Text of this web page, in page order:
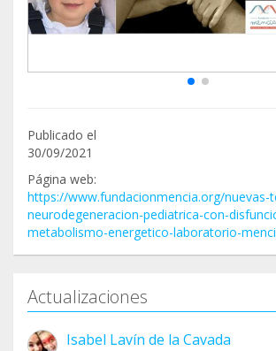
Publicado el
30/09/2021
Página web:
https://www.fundacionmencia.org/nuevas-
neurodegeneracion-pediatrica-con-
metabolismo-energetico-laboratorio-
Actualizaciones
Isabel Lavín de la Cavada